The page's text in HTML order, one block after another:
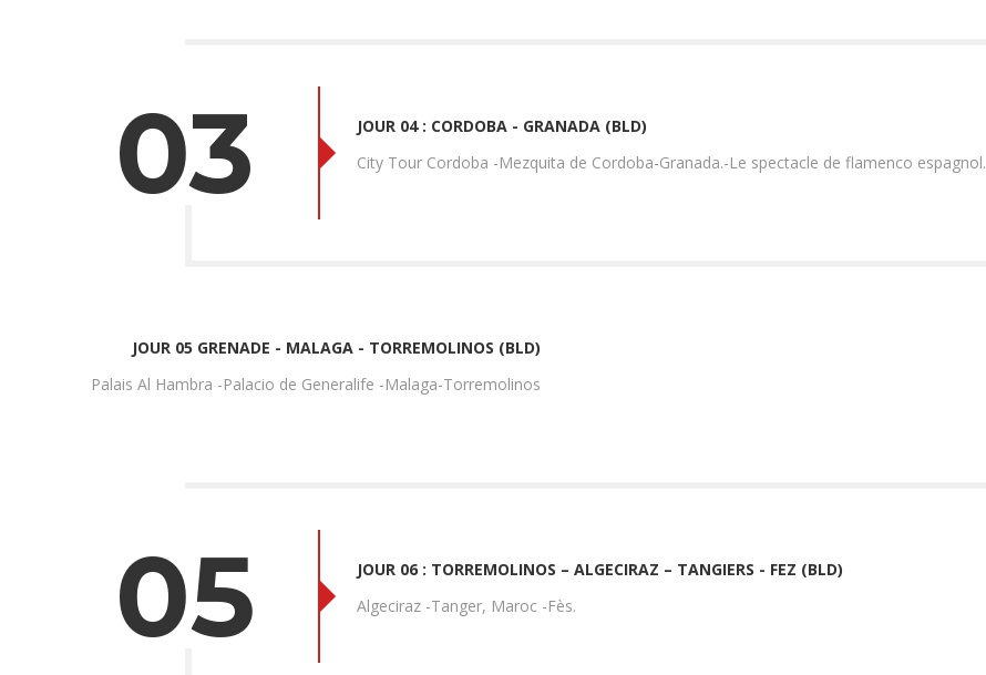
03
JOUR 04 : CORDOBA - GRANADA (BLD)
City Tour Cordoba -Mezquita de Cordoba-Granada.-Le spectacle de flamenco espagnol.
JOUR 05 GRENADE - MALAGA - TORREMOLINOS (BLD)
Palais Al Hambra -Palacio de Generalife -Malaga-Torremolinos
05
JOUR 06 : TORREMOLINOS – ALGECIRAZ – TANGIERS - FEZ (BLD)
Algeciraz -Tanger, Maroc -Fès.